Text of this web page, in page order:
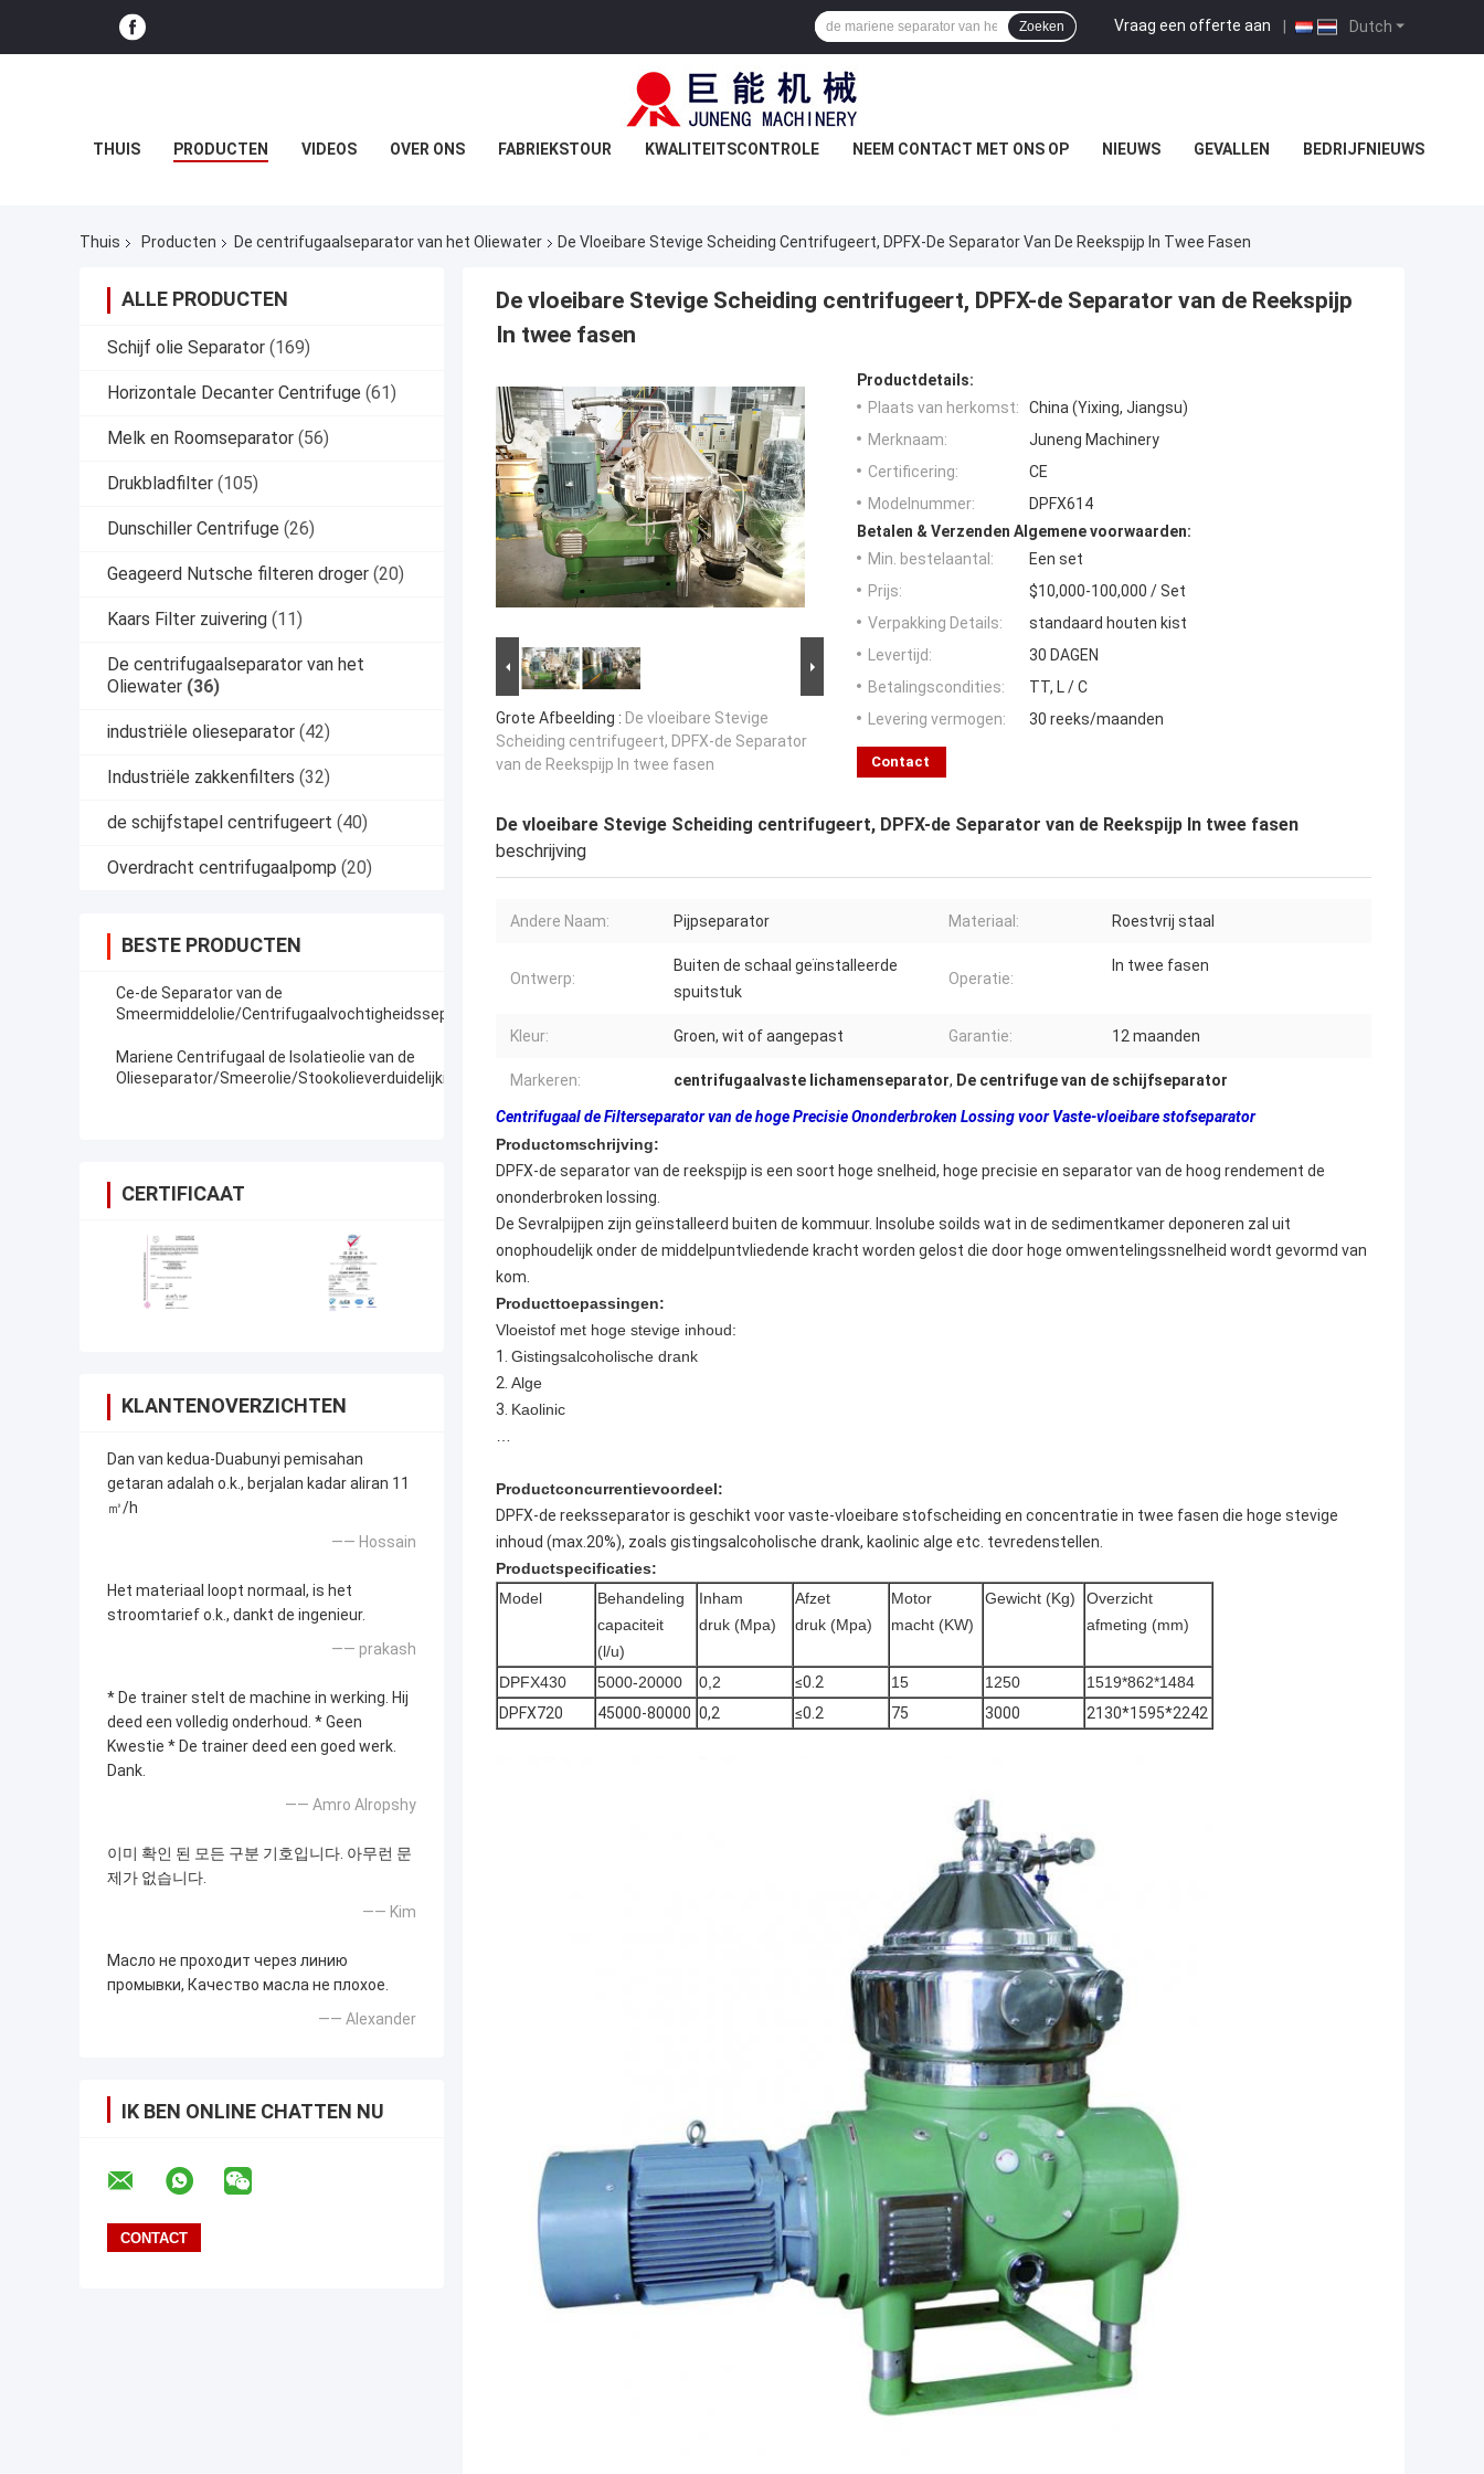
Dutch
Vraag een offerte aan |
Zoeken
THUIS PRODUCTEN VIDEOS OVER ONS FABRIEKSTOUR KWALITEITSCONTROLE NEEM CONTACT MET ONS OP NIEUWS GEVALLEN BEDRIJFNIEUWS
Thuis Producten De centrifugaalseparator van het Oliewater De Vloeibare Stevige Scheiding Centrifugeert, DPFX-De Separator Van De Reekspijp In Twee Fasen
ALLE PRODUCTEN
Schijf olie Separator (169)
Horizontale Decanter Centrifuge (61)
Melk en Roomseparator (56)
Drukbladfilter (105)
Dunschiller Centrifuge (26)
Geageerd Nutsche filteren droger (20)
Kaars Filter zuivering (11)
De centrifugaalseparator van het
Oliewater (36)
industriële olieseparator (42)
Industriële zakkenfilters (32)
de schijfstapel centrifugeert (40)
Overdracht centrifugaalpomp (20)
BESTE PRODUCTEN
Ce-de Separator van de
Smeermiddelolie/Centrifugaalvochtigheidsseparator
Mariene Centrifugaal de Isolatieolie van de
Olieseparator/Smeerolie/Stookolieverduidelijking
CERTIFICAAT
KLANTENOVERZICHTEN
Dan van kedua-Duabunyi pemisahan
getaran adalah o.k., berjalan kadar aliran 11
㎥/h
—— Hossain
Het materiaal loopt normaal, is het
stroomtarief o.k., dankt de ingenieur.
—— prakash
* De trainer stelt de machine in werking. Hij
deed een volledig onderhoud. * Geen
Kwestie * De trainer deed een goed werk.
Dank.
—— Amro Alropshy
이미 확인 된 모든 구분 기호입니다. 아무런 문
제가 없습니다.
—— Kim
Масло не проходит через линию
промывки, Качество масла не плохое.
—— Alexander
IK BEN ONLINE CHATTEN NU
De vloeibare Stevige Scheiding centrifugeert, DPFX-de Separator van de Reekspijp
In twee fasen
Grote Afbeelding : De vloeibare Stevige
Scheiding centrifugeert, DPFX-de Separator
van de Reekspijp In twee fasen
Productdetails:
Plaats van herkomst:
China (Yixing, Jiangsu)
Merknaam:
Juneng Machinery
Certificering:
CE
Modelnummer:
DPFX614
Betalen & Verzenden Algemene voorwaarden:
Min. bestelaantal:
Een set
Prijs:
$10,000-100,000 / Set
Verpakking Details:
standaard houten kist
Levertijd:
30 DAGEN
Betalingscondities:
TT, L / C
Levering vermogen:
30 reeks/maanden
Contact
De vloeibare Stevige Scheiding centrifugeert, DPFX-de Separator van de Reekspijp In twee fasen
beschrijving
Andere Naam: Pijpseparator Materiaal: Roestvrij staal
Ontwerp:
Buiten de schaal geïnstalleerde
spuitstuk
Operatie:
In twee fasen
Kleur: Groen, wit of aangepast Garantie: 12 maanden
Markeren: centrifugaalvaste lichamenseparator, De centrifuge van de schijfseparator
Centrifugaal de Filterseparator van de hoge Precisie Ononderbroken Lossing voor Vaste-vloeibare stofseparator
Productomschrijving:
DPFX-de separator van de reekspijp is een soort hoge snelheid, hoge precisie en separator van de hoog rendement de
ononderbroken lossing.
De Sevralpijpen zijn geïnstalleerd buiten de kommuur. Insolube soilds wat in de sedimentkamer deponeren zal uit
onophoudelijk onder de middelpuntvliedende kracht worden gelost die door hoge omwentelingssnelheid wordt gevormd van
kom.
Producttoepassingen:
Vloeistof met hoge stevige inhoud:
1. Gistingsalcoholische drank
2. Alge
3. Kaolinic
…
Productconcurrentievoordeel:
DPFX-de reeksseparator is geschikt voor vaste-vloeibare stofscheiding en concentratie in twee fasen die hoge stevige
inhoud (max.20%), zoals gistingsalcoholische drank, kaolinic alge etc. tevredenstellen.
Productspecificaties:
Model
Behandeling
capaciteit
(l/u)
Inham
druk (Mpa)
Afzet
druk (Mpa)
Motor
macht (KW)
Gewicht (Kg)
Overzicht
afmeting (mm)
DPFX430 5000-20000 0,2 ≤0.2 15 1250
1519*862*1484
DPFX720
45000-80000 0,2 ≤0.2 75 3000 2130*1595*2242